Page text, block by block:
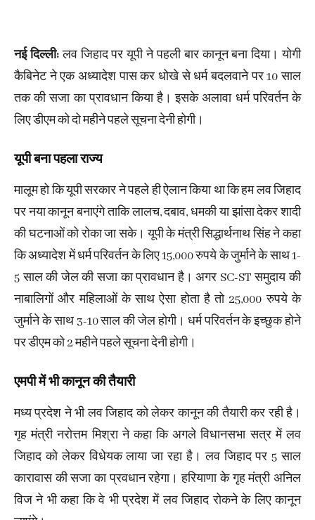
नई दिल्ली:लव जिहाद पर यूपी ने पहली बार कानून बना दिया। योगी
कैबिनेट ने एक अध्यादेश पास कर धोखे से धर्म बदलवाने पर 10 साल
तक की सजा का प्रावधान किया है। इसके अलावा धर्म परिवर्तन के
लिए डीएम को दो महीने पहले सूचना देनी होगी।
यूपी बना पहला राज्य
मालूम हो कि यूपी सरकार ने पहले ही ऐलान किया था कि हम लव जिहाद
पर नया कानून बनाएंगे ताकि लालच, दबाव, धमकी या झांसा देकर शादी
की घटनाओं को रोका जा सके। यूपी के मंत्री सिद्धार्थनाथ सिंह ने कहा
कि अध्यादेश में धर्म परिवर्तन के लिए 15,000 रुपये के जुर्माने के साथ 1-
5 साल की जेल की सजा का प्रावधान है। अगर SC-ST समुदाय की
नाबालिगों और महिलाओं के साथ ऐसा होता है तो 25,000 रुपये के
जुर्माने के साथ 3-10 साल की जेल होगी। धर्म परिवर्तन के इच्छुक होने
पर डीएम को 2 महीने पहले सूचना देनी होगी।
एमपी में भी कानून की तैयारी
मध्य प्रदेश ने भी लव जिहाद को लेकर कानून की तैयारी कर रही है।
गृह मंत्री नरोत्तम मिश्रा ने कहा कि अगले विधानसभा सत्र में लव
जिहाद को लेकर विधेयक लाया जा रहा है। लव जिहाद पर 5 साल
कारावास की सजा का प्रवधान रहेगा। हरियाणा के गृह मंत्री अनिल
विज ने भी कहा कि वे भी प्रदेश में लव जिहाद रोकने के लिए कानून